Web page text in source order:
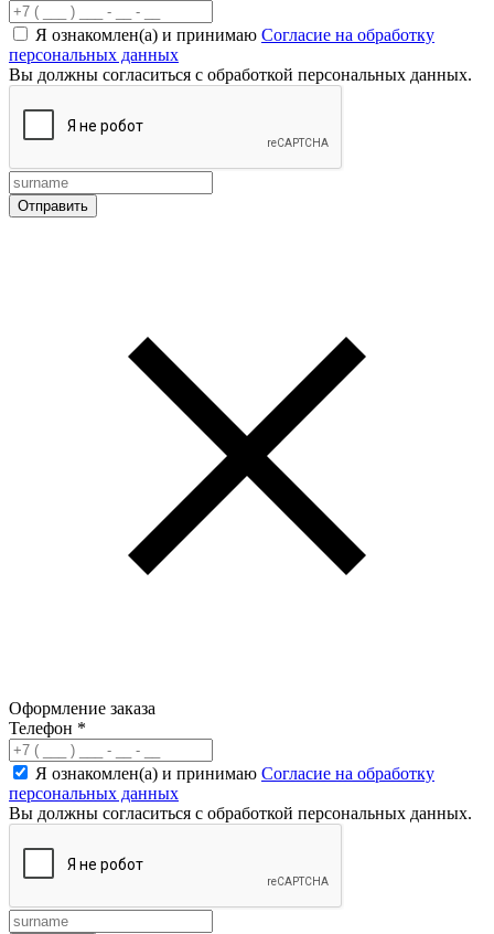
Я ознакомлен(а) и принимаю Согласие на обработку
персональных данных
Вы должны согласиться с обработкой персональных данных.
Оформление заказа
Телефон *
Я ознакомлен(а) и принимаю Согласие на обработку
персональных данных
Вы должны согласиться с обработкой персональных данных.